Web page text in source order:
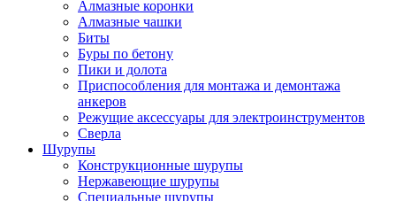
Алмазные коронки
Алмазные чашки
Биты
Буры по бетону
Пики и долота
Приспособления для монтажа и демонтажа
анкеров
Режущие аксессуары для электроинструментов
Сверла
Шурупы
Конструкционные шурупы
Нержавеющие шурупы
Специальные шурупы